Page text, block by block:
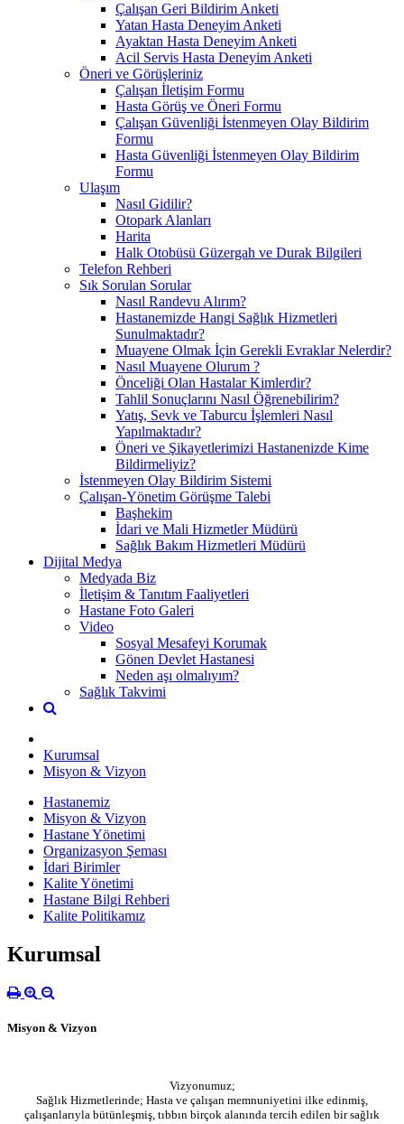
Çalışan Geri Bildirim Anketi
Yatan Hasta Deneyim Anketi
Ayaktan Hasta Deneyim Anketi
Acil Servis Hasta Deneyim Anketi
Öneri ve Görüşleriniz
Çalışan İletişim Formu
Hasta Görüş ve Öneri Formu
Çalışan Güvenliği İstenmeyen Olay Bildirim
Formu
Hasta Güvenliği İstenmeyen Olay Bildirim
Formu
Ulaşım
Nasıl Gidilir?
Otopark Alanları
Harita
Halk Otobüsü Güzergah ve Durak Bilgileri
Telefon Rehberi
Sık Sorulan Sorular
Nasıl Randevu Alırım?
Hastanemizde Hangi Sağlık Hizmetleri
Sunulmaktadır?
Muayene Olmak İçin Gerekli Evraklar Nelerdir?
Nasıl Muayene Olurum ?
Önceliği Olan Hastalar Kimlerdir?
Tahlil Sonuçlarını Nasıl Öğrenebilirim?
Yatış, Sevk ve Taburcu İşlemleri Nasıl
Yapılmaktadır?
Öneri ve Şikayetlerimizi Hastanenizde Kime
Bildirmeliyiz?
İstenmeyen Olay Bildirim Sistemi
Çalışan-Yönetim Görüşme Talebi
Başhekim
İdari ve Mali Hizmetler Müdürü
Sağlık Bakım Hizmetleri Müdürü
Dijital Medya
Medyada Biz
İletişim & Tanıtım Faaliyetleri
Hastane Foto Galeri
Video
Sosyal Mesafeyi Korumak
Gönen Devlet Hastanesi
Neden aşı olmalıyım?
Sağlık Takvimi
Kurumsal
Misyon & Vizyon
Hastanemiz
Misyon & Vizyon
Hastane Yönetimi
Organizasyon Şeması
İdari Birimler
Kalite Yönetimi
Hastane Bilgi Rehberi
Kalite Politikamız
Kurumsal
Misyon & Vizyon
Vizyonumuz;
Sağlık Hizmetlerinde; Hasta ve çalışan memnuniyetini ilke edinmiş,
çalışanlarıyla bütünleşmiş, tıbbın birçok alanında tercih edilen bir sağlık